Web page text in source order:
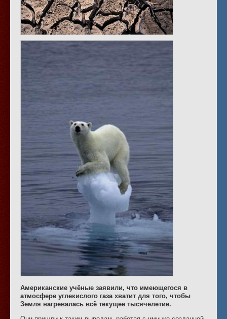
Американские учёные заявили, что имеющегося в
атмосфере углекислого газа хватит для того, чтобы
Земля нагревалась всё текущее тысячелетие.